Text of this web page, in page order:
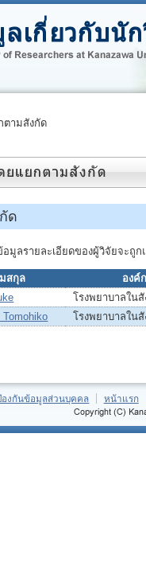
ตามสังกัด
ด
มูลรายละเอียดของผู้วิจัยจะถูก
สกุล
องค์
โรงพยาบาลใน
โรงพยาบาลใน
องกันข้อมูลส่วนบุคคล หน้าแรก